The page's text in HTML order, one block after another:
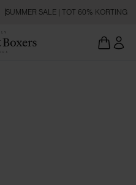
SUMMER SALE | TOT 60% KORTING